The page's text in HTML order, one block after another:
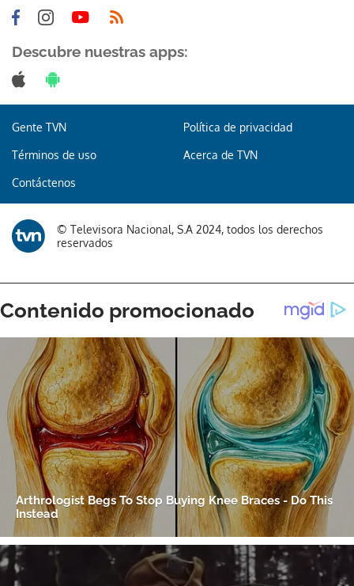
Gracias por suscribirte a nuestro boletín.
Descubre nuestras apps:
Gente TVN Política de privacidad
Términos de uso Acerca de TVN
Contáctenos
© Televisora Nacional, S.A 2024, todos los derechos
reservados